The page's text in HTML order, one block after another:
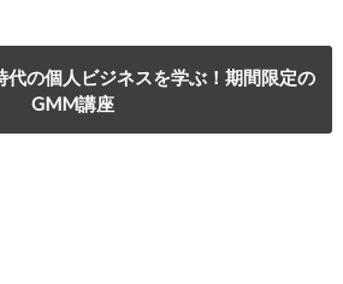
の個人ビジネスを学ぶ！期間限定の
GMM講座